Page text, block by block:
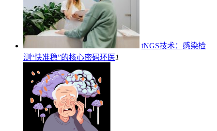
tNGS技术：感染检
测“快准稳”的核心密码环医1